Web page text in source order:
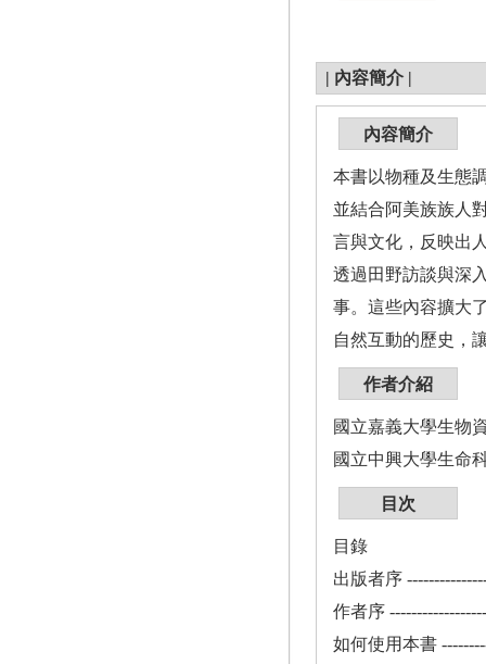
| 內容簡介 |
內容簡介
本書以物種及生態
並結合阿美族族人
言與文化，反映出
透過田野訪談與深
事。這些內容擴大
自然互動的歷史，
作者介紹
國立嘉義大學生物
國立中興大學生命
目次
目錄
出版者序
作者序
如何使用本書